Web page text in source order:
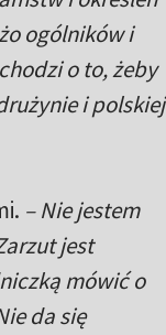
ogólników i
o to, żeby
i polskiej
– Nie jestem
jest
mówić o
da się